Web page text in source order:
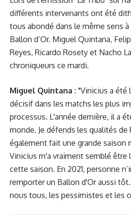
différents intervenants ont été
tous abondé dans le même sens
Ballon d’Or. Miguel Quintana,
Reyes, Ricardo Rosety et Nacho
chroniqueurs ce mardi.
Miguel Quintana : "Vinicius a été
décisif dans les matchs les plus
processus. L'année dernière, il a
monde. Je défends les qualités de
également fait une grande saison
Vinicius m'a vraiment semblé être
cette saison. En 2021, personne
remporter un Ballon d'Or aussi
nous tous, les pessimistes et les